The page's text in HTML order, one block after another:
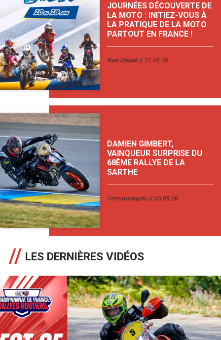
JOURNÉES DÉCOUVERTE DE
LA MOTO : INITIEZ-VOUS À
LA PRATIQUE DE LA MOTO
PARTOUT EN FRANCE !
Non classé 21.05.26
DAMIEN GIMBERT,
VAINQUEUR SURPRISE DU
68ÈME RALLYE DE LA
SARTHE
Communiqués 05.05.26
LES DERNIÈRES VIDÉOS